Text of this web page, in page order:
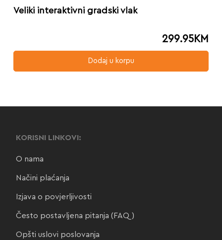
Veliki interaktivni gradski vlak
299.95KM
Dodaj u korpu
KORISNI LINKOVI:
O nama
Načini plaćanja
Izjava o povjerljivosti
Često postavljena pitanja (FAQ)
Opšti uslovi poslovanja